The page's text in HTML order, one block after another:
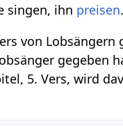
singen, ihn preisen.
von Lobsängern
gegeben
5. Vers, wird